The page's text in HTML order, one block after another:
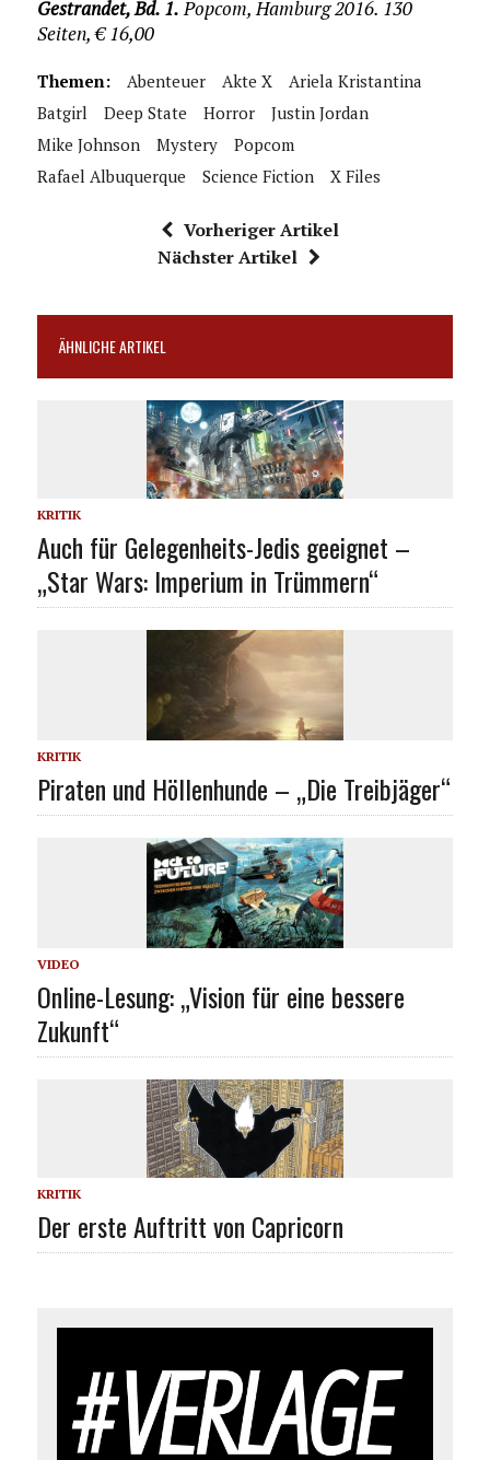
Gestrandet, Bd. 1.Popcom, Hamburg 2016. 130
Seiten, € 16,00
Themen: Abenteuer Akte X
Ariela Kristantina
Batgirl
Deep State Horror
Justin Jordan
Mike Johnson
Mystery
Popcom
Rafael Albuquerque
Science Fiction X Files
Vorheriger Artikel
Nächster Artikel
ÄHNLICHE ARTIKEL
KRITIK
Auch für Gelegenheits-Jedis geeignet –
„Star Wars: Imperium in Trümmern“
KRITIK
Piraten und Höllenhunde – „Die Treibjäger“
VIDEO
Online-Lesung: „Vision für eine bessere
Zukunft“
KRITIK
Der erste Auftritt von Capricorn